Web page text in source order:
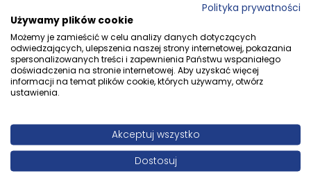
w zestawie z rozetą ścienną
łatwy do utrzymania w czystości dzięki jego gładkiej
powierzchni
dzięki technologii Anti‑Twist , wąż nie skręca się, nie
zagina i nie przeciera się
materiał PVC
StarLine™
Gwarancja wyjątkowego połysku, który utrzymuje się
DoubleChrome™
Dzięki tej powłoce, elementy chromowane będą
Opinie klientów
Napisz własną recenzję
Polityka prywatności
Używamy plików cookie
Możemy je zamieścić w celu analizy danych dotyczących
odwiedzających, ulepszenia naszej strony internetowej, pokazania
spersonalizowanych treści i zapewnienia Państwu wspaniałego
doświadczenia na stronie internetowej. Aby uzyskać więcej
informacji na temat plików cookie, których używamy, otwórz
ustawienia.
Akceptuj wszystko
Dostosuj